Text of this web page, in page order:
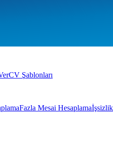
CV Şablonları
Fazla Mesai Hesaplamaİşsizlik